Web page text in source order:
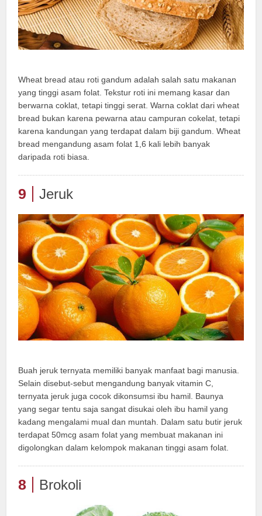
Wheat bread atau roti gandum adalah salah satu makanan
yang tinggi asam folat. Tekstur roti ini memang kasar dan
berwarna coklat, tetapi tinggi serat. Warna coklat dari wheat
bread bukan karena pewarna atau campuran cokelat, tetapi
karena kandungan yang terdapat dalam biji gandum. Wheat
bread mengandung asam folat 1,6 kali lebih banyak
daripada roti biasa.
9 Jeruk
Buah jeruk ternyata memiliki banyak manfaat bagi manusia.
Selain disebut-sebut mengandung banyak vitamin C,
ternyata jeruk juga cocok dikonsumsi ibu hamil. Baunya
yang segar tentu saja sangat disukai oleh ibu hamil yang
kadang mengalami mual dan muntah. Dalam satu butir jeruk
terdapat 50mcg asam folat yang membuat makanan ini
digolongkan dalam kelompok makanan tinggi asam folat.
8 Brokoli